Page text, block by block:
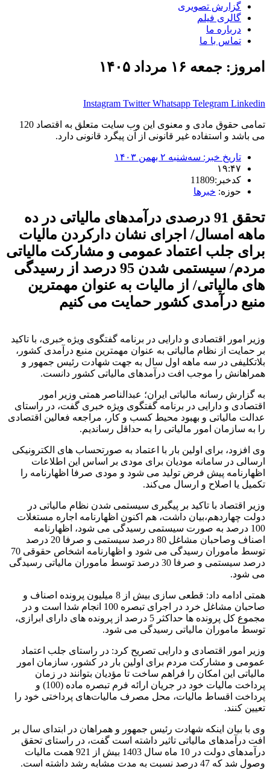
گزارش تصویری
گالری فیلم
درباره ما
تماس با ما
امروز: جمعه ۱۶ مرداد ۱۴۰۵
Instagram Twitter Whatsapp Telegram Linkedin
تمامی حقوق مادی و معنوی این وب سایت متعلق به اقتصاد 120
می باشد و استفاده غیر قانونی از آن پیگرد قانونی دارد.
تاریخ خبر: سه‌شنبه ۲ بهمن ۱۴۰۳
۱۹:۴۷
کدخبر:11809
حوزه: خبرها
تحقق 91 درصدی درآمدهای مالیاتی در ده
ماهه امسال/ اجرای نشان دارکردن مالیات
برای جلب اعتماد عمومی و مشارکت مالیاتی
مردم/ سیستمی شدن 95 درصد از رسیدگی
های مالیاتی/ از مالیات به عنوان مهمترین
منبع درآمدی کشور حمایت می کنیم
وزیر امور اقتصادی و دارایی در برنامه گفتگوی ویژه خبری، با تاکید
بر حمایت از نظام مالیاتی به عنوان مهمترین منبع درآمدی کشور،
بلاتکلیفی در سه ماهه اول سال به جهت شهادت رئیس جمهور و
همراهانش را موجب افت درآمدهای مالیاتی کشور دانست.
به گزارش رسانه مالیاتی ایران‌؛ عبدالناصر همتی وزیر امور
اقتصادی و دارایی در برنامه گفتگوی ویژه خبری گفت، در راستای
عدالت مالیاتی و بهبود محیط کسب و کار، مراجعه فعالین اقتصادی
را به سازمان امور مالیاتی را به حداقل رساندیم.
وی افزود، برای اولین بار با اعتماد به صورتحساب های الکترونیکی
ارسالی در سامانه مودیان برای مودی بر اساس این اطلاعات
اظهارنامه پیش فرض تولید می شود و مودی صرفا اظهارنامه را
تکمیل یا اصلاح و ارسال می‌کند.
وزیر اقتصاد با تاکید بر پیگیری سیستمی شدن نظام مالیاتی در
دولت چهاردهم،بیان داشت، هم اکنون اظهارنامه اجاره مستغلات
100 درصد به صورت سیستمی رسیدگی می شود، اظهارنامه
اصناف وصاحبان مشاغل 80 درصد سیستمی و صرفا 20 درصد
توسط ماموران رسیدگی می شود و اظهارنامه اشخاص حقوقی 70
درصد سیستمی و صرفا 30 درصد توسط ماموران مالیاتی رسیدگی
می شود.
همتی ادامه داد: قطعی سازی بیش از 8 میلیون پرونده اصناف و
صاحبان مشاغل خرد در اجرای تبصره 100 انجام شدا است و در
مجموع کل پرونده ها حداکثر 5 درصد از پرونده های دارای ابرازی،
توسط ماموران مالیاتی رسیدگی می شود.
وزیر امور اقتصادی و دارایی تصریح کرد: در راستای جلب اعتماد
عمومی و مشارکت مردم برای اولین بار در کشور، سازمان امور
مالیاتی این امکان را فراهم ساخت تا مؤدیان بتوانند در زمان
پرداخت مالیات خود در جریان ارائه فرم تبصره ماده (100) و
پرداخت اقساط مالیات، محل مصرف مالیات‌های پرداختی خود را
تعیین کنند.
وی با بیان اینکه شهادت رئیس جمهور و همراهان در ابتدای سال بر
افت درآمدهای مالیاتی تاثیر داشته است گفت، در راستای تحقق
درآمدهای دولت در 10 ماه سال 1403 بیش از 921 همت مالیات
وصول شد که 47 درصد نسبت به مدت مشابه رشد داشته است.